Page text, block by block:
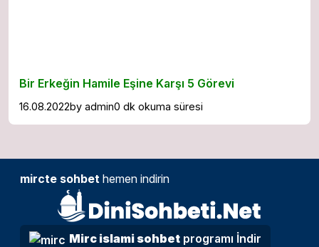
Bir Erkeğin Hamile Eşine Karşı 5 Görevi
16.08.2022by admin0 dk okuma süresi
mircte sohbet hemen indirin
Mirc islami sohbet programı İndir